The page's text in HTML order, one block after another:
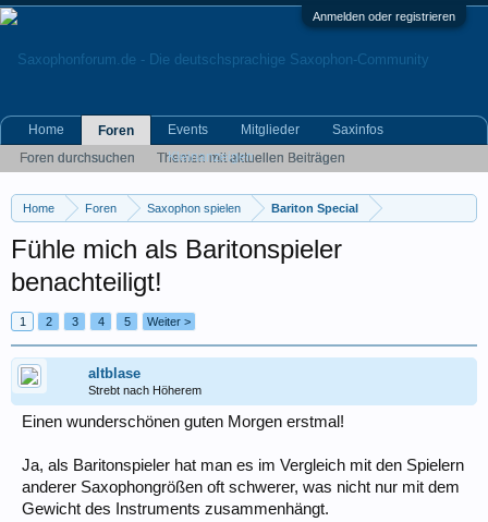
Anmelden oder registrieren
Home Foren Saxophon spielen Bariton Special
Fühle mich als Baritonspieler
benachteiligt!
1 2 3 4 5 Weiter >
altblase
Strebt nach Höherem
Einen wunderschönen guten Morgen erstmal!
Ja, als Baritonspieler hat man es im Vergleich mit den Spielern
anderer Saxophongrößen oft schwerer, was nicht nur mit dem
Gewicht des Instruments zusammenhängt.
Home
Foren
Foren durchsuchen
Themen mit aktuellen Beiträgen
Events Mitglieder
Saxinfos
Kleinanzeigen